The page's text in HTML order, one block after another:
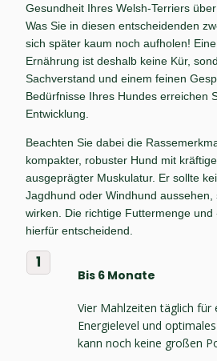
Gesundheit Ihres Welsh-Terriers
Was Sie in diesen entscheidenden
sich später kaum noch aufholen!
Ernährung ist deshalb keine Kür,
Sachverstand und einem feinen
Bedürfnisse Ihres Hundes erreichen
Entwicklung.
Beachten Sie dabei die
kompakter, robuster Hund mit
ausgeprägter Muskulatur. Er sollte
Jagdhund oder Windhund
wirken. Die richtige Futtermenge
hierfür entscheidend.
1
Bis 6 Monate
Vier Mahlzeiten täglich für
Energielevel und
kann noch keine großen